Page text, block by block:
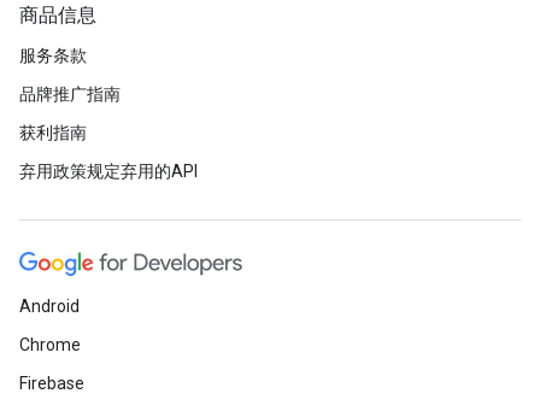
商品信息
服务条款
品牌推广指南
获利指南
弃用政策规定弃用的API
Android
Chrome
Firebase